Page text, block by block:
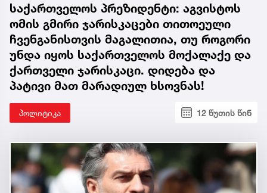
საქართველოს პრეზიდენტი: აგვისტოს
ომის გმირი ჯარისკაცები თითოეული
ჩვენგანისთვის მაგალითია, თუ როგორი
უნდა იყოს საქართველოს მოქალაქე და
ქართველი ჯარისკაცი. დიდება და
პატივი მათ მარადიულ ხსოვნას!
პოლიტიკა 12 წუთის წინ